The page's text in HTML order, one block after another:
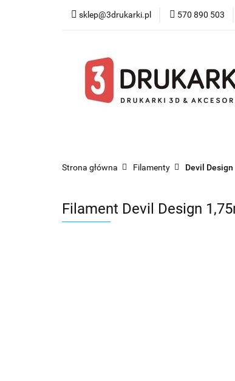
sklep@3drukarki.pl 570 890 503
Blog
Strona główna Filamenty Devil Design
Filament Devil Design